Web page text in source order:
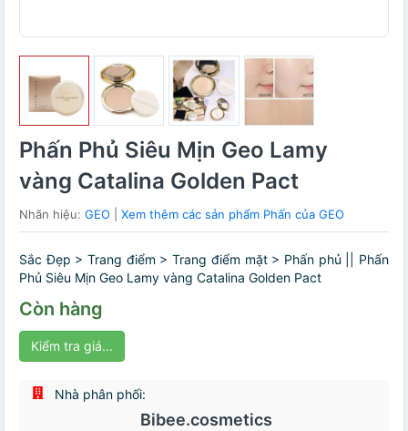
Phấn Phủ Siêu Mịn Geo Lamy
vàng Catalina Golden Pact
Nhãn hiệu: GEO Xem thêm các sản phẩm Phấn của GEO
Sắc Đẹp > Trang điểm > Trang điểm mặt > Phấn phủ || Phấn
Phủ Siêu Mịn Geo Lamy vàng Catalina Golden Pact
Còn hàng
Kiểm tra giá...
Nhà phân phối:
Bibee.cosmetics